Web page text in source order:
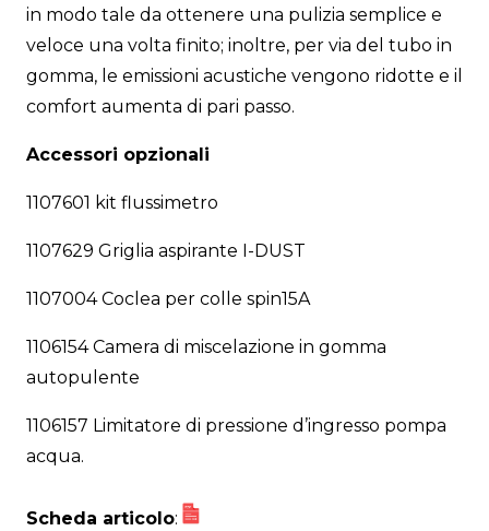
in modo tale da ottenere una pulizia semplice e
veloce una volta finito; inoltre, per via del tubo in
gomma, le emissioni acustiche vengono ridotte e il
comfort aumenta di pari passo.
Accessori opzionali
1107601 kit flussimetro
1107629 Griglia aspirante I-DUST
1107004 Coclea per colle spin15A
1106154 Camera di miscelazione in gomma
autopulente
1106157 Limitatore di pressione d’ingresso pompa
acqua.
Scheda articolo: